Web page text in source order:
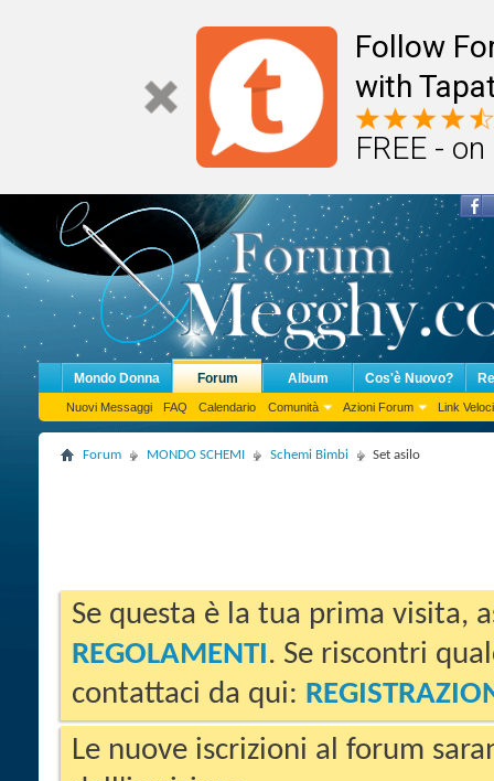
Follow
with
FREE -
Mondo Donna Forum
Nuovi Messaggi FAQ Calendario Comunità Azioni Forum Link Veloci
Album Cos'è Nuovo?
Forum MONDO SCHEMI Schemi Bimbi Set asilo
Se questa è la tua prima visita,
REGOLAMENTI. Se riscontri
contattaci da qui:
Le nuove iscrizioni al forum